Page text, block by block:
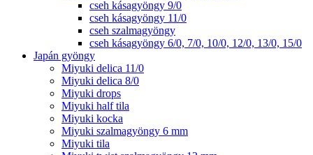
cseh kásagyöngy 9/0
cseh kásagyöngy 11/0
cseh szalmagyöngy
cseh kásagyöngy 6/0, 7/0, 10/0, 12/0, 13/0, 15/0
Japán gyöngy
Miyuki delica 11/0
Miyuki delica 8/0
Miyuki drops
Miyuki half tila
Miyuki kocka
Miyuki szalmagyöngy 6 mm
Miyuki tila